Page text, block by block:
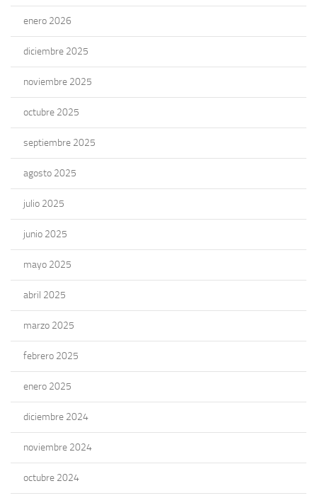
enero 2026
diciembre 2025
noviembre 2025
octubre 2025
septiembre 2025
agosto 2025
julio 2025
junio 2025
mayo 2025
abril 2025
marzo 2025
febrero 2025
enero 2025
diciembre 2024
noviembre 2024
octubre 2024